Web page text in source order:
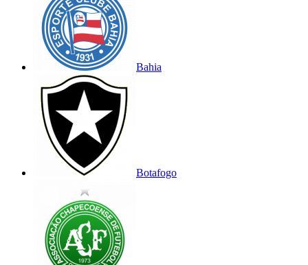
Bahia
Botafogo